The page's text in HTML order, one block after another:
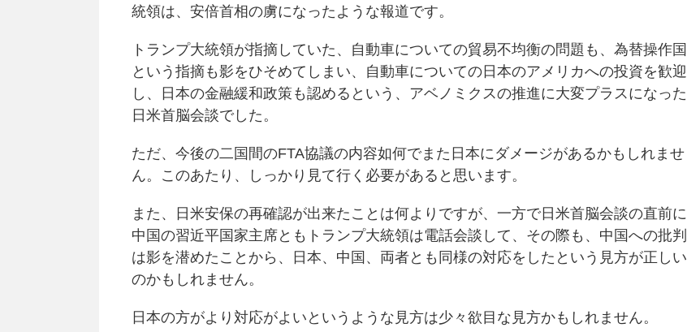
統領は、安倍首相の虜になったような報道です。
トランプ大統領が指摘していた、自動車についての貿易不均衡の問題も、為替操作国
という指摘も影をひそめてしまい、自動車についての日本のアメリカへの投資を歓迎
し、日本の金融緩和政策も認めるという、アベノミクスの推進に大変プラスになった
日米首脳会談でした。
ただ、今後の二国間のFTA協議の内容如何でまた日本にダメージがあるかもしれませ
ん。このあたり、しっかり見て行く必要があると思います。
また、日米安保の再確認が出来たことは何よりですが、一方で日米首脳会談の直前に
中国の習近平国家主席ともトランプ大統領は電話会談して、その際も、中国への批判
は影を潜めたことから、日本、中国、両者とも同様の対応をしたという見方が正しい
のかもしれません。
日本の方がより対応がよいというような見方は少々欲目な見方かもしれません。